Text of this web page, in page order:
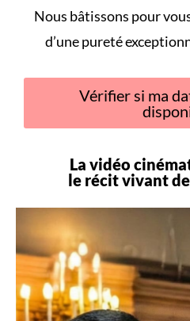
Nous bâtissons pour
d’une pureté
Vérifier si ma
La vidéo
le récit vivant